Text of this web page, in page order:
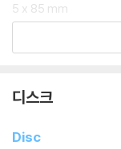
5 x 85 mm
- ACCORDION
- SCRATCH CARD
디스크
Disc